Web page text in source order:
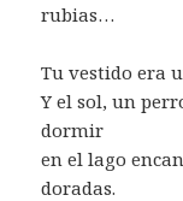
rubias…
Tu vestido era
Y el sol, un
dormir
en el lago
doradas.